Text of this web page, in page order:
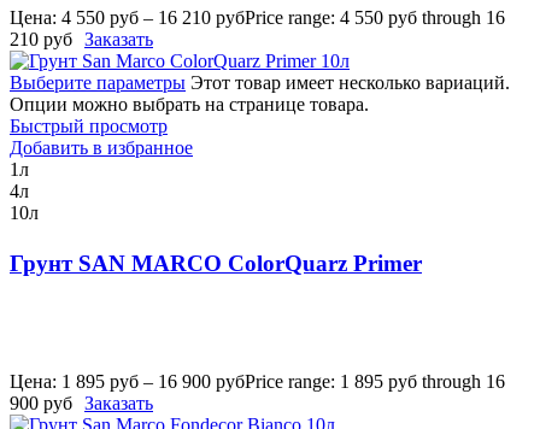
Цена: 4 550 руб – 16 210 рубPrice range: 4 550 руб through 16
210 руб Заказать
Выберите параметры Этот товар имеет несколько вариаций.
Опции можно выбрать на странице товара.
Быстрый просмотр
Добавить в избранное
1л
4л
10л
Грунт SAN MARCO ColorQuarz Primer
Цена: 1 895 руб – 16 900 рубPrice range: 1 895 руб through 16
900 руб Заказать